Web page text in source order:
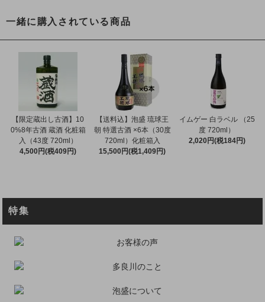
一緒に購入されている商品
【限定蔵出し古酒】10
0%8年古酒 蔵酒 化粧箱
入（43度 720ml）
4,500円(税409円)
【送料込】泡盛 琉球王
朝 特選古酒 ×6本（30度
720ml）化粧箱入
15,500円(税1,409円)
イムゲー 白ラベル （25
度 720ml）
2,020円(税184円)
特集